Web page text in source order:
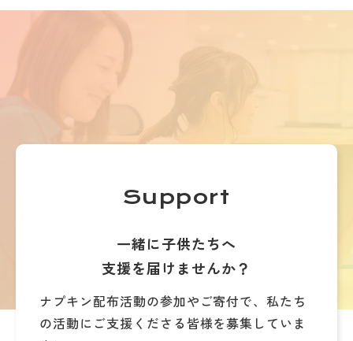
Support
一緒に子供たちへ
支援を届けませんか？
ナプキン配布活動の参加やご寄付で、私たち
の活動にご支援くださる皆様を募集していま